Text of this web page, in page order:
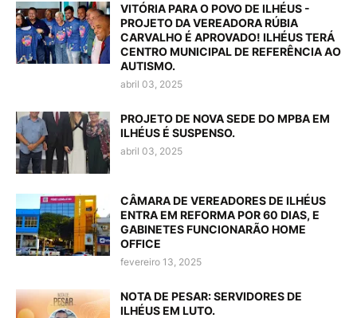
VITÓRIA PARA O POVO DE ILHÉUS -
PROJETO DA VEREADORA RÚBIA
CARVALHO É APROVADO! ILHÉUS TERÁ
CENTRO MUNICIPAL DE REFERÊNCIA AO
AUTISMO.
abril 03, 2025
PROJETO DE NOVA SEDE DO MPBA EM
ILHÉUS É SUSPENSO.
abril 03, 2025
CÂMARA DE VEREADORES DE ILHÉUS
ENTRA EM REFORMA POR 60 DIAS, E
GABINETES FUNCIONARÃO HOME
OFFICE
fevereiro 13, 2025
NOTA DE PESAR: SERVIDORES DE
ILHÉUS EM LUTO.